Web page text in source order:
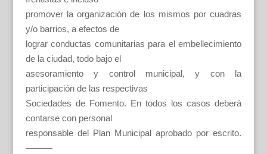
promover la organización de los mismos por cuadras
y/o barrios, a efectos de
lograr conductas comunitarias para el embellecimiento
de la ciudad, todo bajo el
asesoramiento y control municipal, y con la
participación de las respectivas
Sociedades de Fomento. En todos los casos deberá
contarse con personal
responsable del Plan Municipal aprobado por escrito.
———